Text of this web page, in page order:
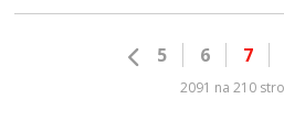
5 6 7
2091 na 210